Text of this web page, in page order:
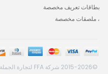
بطاقات تعريف مخصصة
، ملصقات مخصصة
©2015-2026 شركة FFA لتجارة الجملة، جميع الحقوق محفوظة